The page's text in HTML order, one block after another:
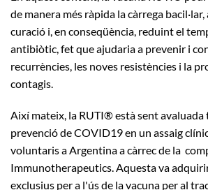
de manera més ràpida la càrrega
curació i, en conseqüència, reduint el
antibiòtic, fet que ajudaria a prevenir i
recurrències, les noves resistències i la
contagis.
Així mateix, la RUTI® està sent avaluada
prevenció de COVID19 en un assaig
voluntaris a Argentina a càrrec de la
Immunotherapeutics. Aquesta va
exclusius per a l'ús de la vacuna per al